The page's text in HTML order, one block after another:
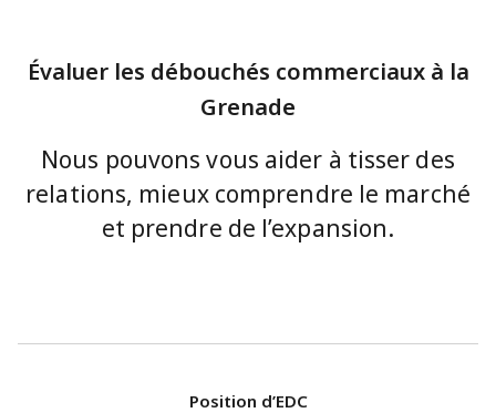
Évaluer les débouchés commerciaux à la
Grenade
Nous pouvons vous aider à tisser des
relations, mieux comprendre le marché
et prendre de l’expansion.
Position d’EDC